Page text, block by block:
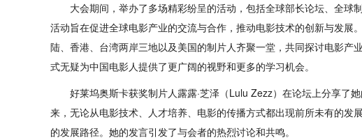
大会期间，举办了多场精彩纷呈的活动，包括全球部长论坛、全球
活动旨在促进全球电影产业的交流与合作，推动电影技术的创新与发展
陆、香港、台湾两岸三地以及美国的制片人齐聚一堂，共同探讨电影产
式无疑为中国电影人提供了更广阔的视野和更多的学习机会。
好莱坞奥斯卡获奖制片人露露·芝泽（Lulu Zezz）在论坛上分享了
来，无论从电影技术、人才培养、电影的传播方式都出现前所未有的发
的发展路径。她的发言引发了与会者的热烈讨论和共鸣。